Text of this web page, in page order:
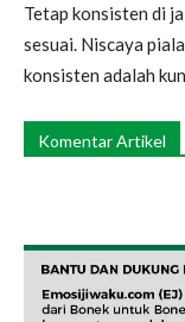
Tetap konsisten di
sesuai. Niscaya
konsisten adalah
Komentar Artikel